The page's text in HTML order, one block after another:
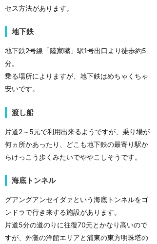
セス方法があります。
地下鉄
地下鉄2号線「陸家嘴」駅1号出口より徒歩約5
分。
乗る場所によりますが、地下鉄はめちゃくちゃ
安いです。
渡し船
片道2～5元で利用出来るようですが、乗り場が
何ヵ所かあったり、どこも地下鉄の最寄り駅か
らけっこう歩くみたいでややこしそうです。
海底トンネル
グアングアンセイダァという海底トンネルをゴ
ンドラで行き来する施設があります。
片道5分の道のりに往復70元とかなり高いので
すが、外灘の洋館エリアと浦東の東方明珠塔の